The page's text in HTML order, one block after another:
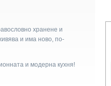
хранене и
и има ново, по-
и модерна кухня!